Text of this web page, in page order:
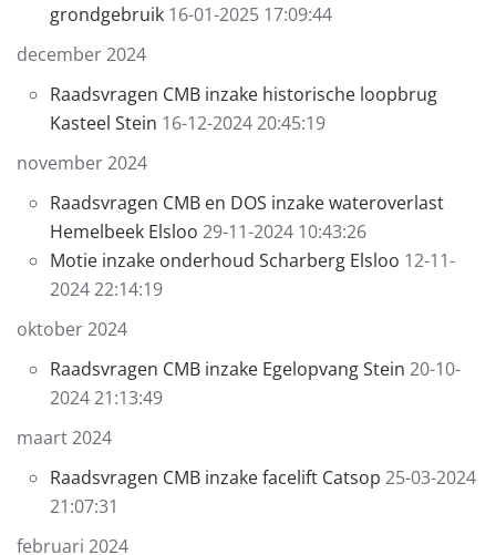
grondgebruik 16-01-2025 17:09:44
december 2024
Raadsvragen CMB inzake historische loopbrug
Kasteel Stein 16-12-2024 20:45:19
november 2024
Raadsvragen CMB en DOS inzake wateroverlast
Hemelbeek Elsloo 29-11-2024 10:43:26
Motie inzake onderhoud Scharberg Elsloo 12-11-
2024 22:14:19
oktober 2024
Raadsvragen CMB inzake Egelopvang Stein 20-10-
2024 21:13:49
maart 2024
Raadsvragen CMB inzake facelift Catsop 25-03-2024
21:07:31
februari 2024